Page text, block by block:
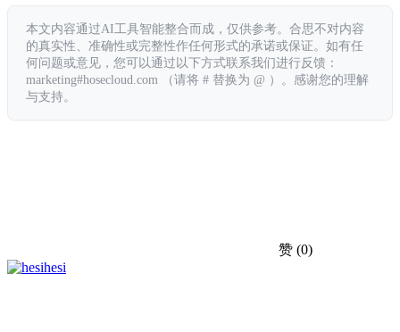
本文内容通过AI工具智能整合而成，仅供参考。合思不对内容
的真实性、准确性或完整性作任何形式的承诺或保证。如有任
何问题或意见，您可以通过以下方式联系我们进行反馈：
marketing#hosecloud.com （请将 # 替换为 @ ）。感谢您的理解
与支持。
赞 (0)
hesi